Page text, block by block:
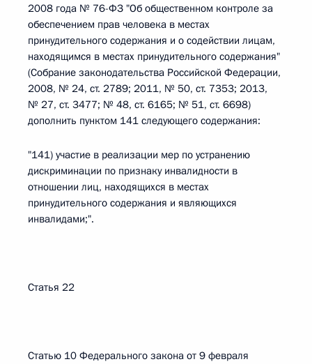
2008 года № 76-ФЗ "Об общественном контроле за
обеспечением прав человека в местах
принудительного содержания и о содействии лицам,
находящимся в местах принудительного содержания"
(Собрание законодательства Российской Федерации,
2008, № 24, ст. 2789; 2011, № 50, ст. 7353; 2013,
№ 27, ст. 3477; № 48, ст. 6165; № 51, ст. 6698)
дополнить пунктом 141 следующего содержания:
"141) участие в реализации мер по устранению
дискриминации по признаку инвалидности в
отношении лиц, находящихся в местах
принудительного содержания и являющихся
инвалидами;".
Статья 22
Статью 10 Федерального закона от 9 февраля